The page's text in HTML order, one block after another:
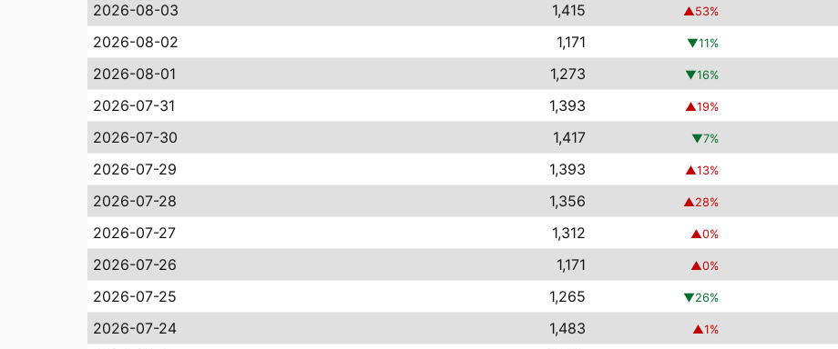
2026-08-03
1,415 ▲53%
2026-08-02
1,171 ▼11%
2026-08-01
1,273 ▼16%
2026-07-31
1,393 ▲19%
2026-07-30
1,417 ▼7%
2026-07-29
1,393 ▲13%
2026-07-28
1,356 ▲28%
2026-07-27
1,312 ▲0%
2026-07-26
1,171 ▲0%
2026-07-25
1,265 ▼26%
2026-07-24
1,483 ▲1%